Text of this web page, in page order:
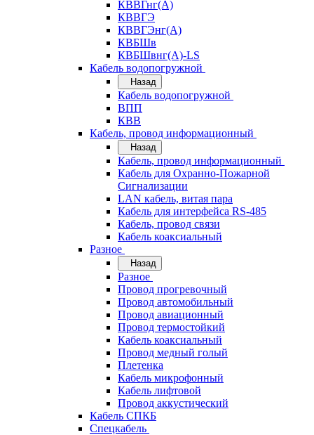
КВВГнг(А)
КВВГЭ
КВВГЭнг(А)
КВБШв
КВБШвнг(А)-LS
Кабель водопогружной
Назад
Кабель водопогружной
ВПП
КВВ
Кабель, провод информационный
Назад
Кабель, провод информационный
Кабель для Охранно-Пожарной
Сигнализации
LAN кабель, витая пара
Кабель для интерфейса RS-485
Кабель, провод связи
Кабель коаксиальный
Разное
Назад
Разное
Провод прогревочный
Провод автомобильный
Провод авиационный
Провод термостойкий
Кабель коаксиальный
Провод медный голый
Плетенка
Кабель микрофонный
Кабель лифтовой
Провод аккустический
Кабель СПКБ
Спецкабель